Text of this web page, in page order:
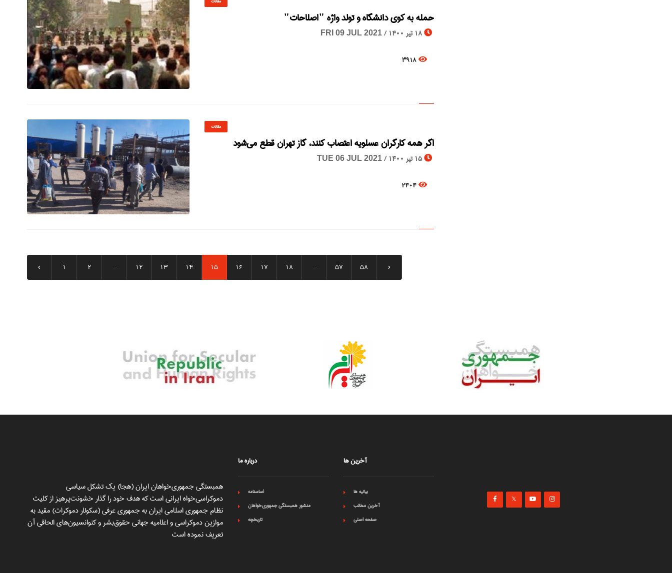
حمله به کوی دانشگاه و تولد واژه "اصلاحات"
18 تیر 1400 / FRI 09 JUL 2021
3918
مقالات
اگر همه کارگران عسلویه اعتصاب کنند، گاز تهران قطع می‌شود
15 تیر 1400 / TUE 06 JUL 2021
2404
‹ 1 2 ... 12 13 14 15 16 17 18 ... 57 58 ›
همبستگی جمهوری‌خواهان ایران (هجا) یک تشکل سیاسی
دموکراسی‌خواه ایرانی است که هدف خود را گذار خشونت‌پرهیز از کلیت
نظام جمهوری اسلامی ایران به جمهوری عرفی (سکولار دموکرات) مقید به
موازین دموکراسی و اعلامیه جهانی حقوق‌بشر و کنوانسیون‌های الحاقی آن
تعریف نموده است
درباره ما
اساسنامه
منشور همبستگی جمهوری‌خواهان
تاریخچه
آخرین ها
بیانیه ها
آخرین مطالب
صفحه اصلی